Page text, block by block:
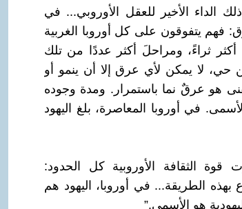
الداء الأخير للعقل الأوروبي... في
فهم يتفوقون على كل أوروبا الغربية
ثراءً، ومراحلَ أكثر عددًا من تلك
حي، لا يمكن لأي عرق إلا أن ينمو أو
هو عرقٌ نما باستمرار. ومدة وجوده
في أوروبا المعاصرة، بلغ اليهود
قوة الثقافة الأوروبية كل الحدود:
بهذه الطريقة... في أوروبا، اليهود هم
هو الأسمى.”